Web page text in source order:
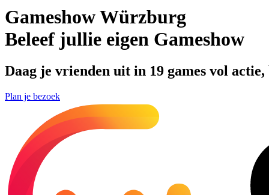
Gameshow Würzburg
Beleef jullie eigen Gameshow
Daag je vrienden uit in 19 games vol
Plan je bezoek